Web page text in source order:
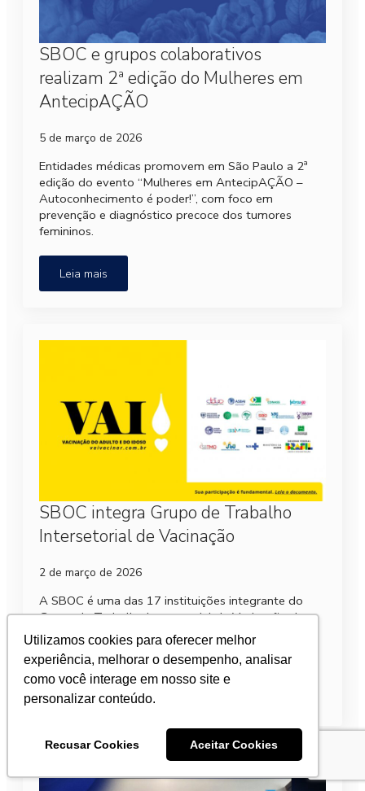
Utilizamos cookies para oferecer melhor
experiência, melhorar o desempenho, analisar
como você interage em nosso site e
personalizar conteúdo.
Recusar Cookies Aceitar Cookies
SBOC e grupos colaborativos
realizam 2ª edição do Mulheres em
AntecipAÇÃO
5 de março de 2026
Entidades médicas promovem em São Paulo a 2ª
edição do evento “Mulheres em AntecipAÇÃO –
Autoconhecimento é poder!”, com foco em
prevenção e diagnóstico precoce dos tumores
femininos.
Leia mais
SBOC integra Grupo de Trabalho
Intersetorial de Vacinação
2 de março de 2026
A SBOC é uma das 17 instituições integrante do
Grupo de Trabalho Intersetorial de Vacinação do
Adulto e do Idoso (VAI), cujo objetivo principal é
conscientizar a população sobre a…
Leia mais